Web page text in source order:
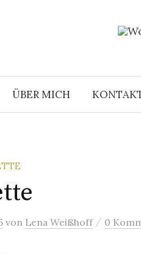
ÜBER MICH
von Lena Weißhoff / 0